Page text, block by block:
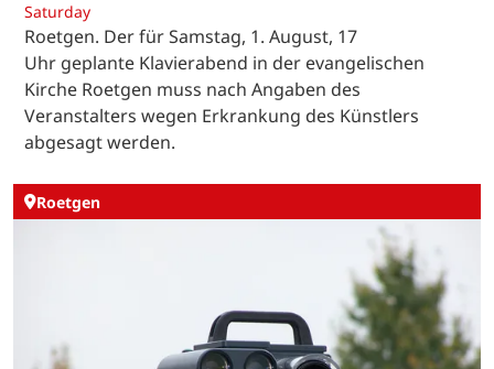
Saturday
Roetgen. Der für Samstag, 1. August, 17
Uhr geplante Klavierabend in der evangelischen
Kirche Roetgen muss nach Angaben des
Veranstalters wegen Erkrankung des Künstlers
abgesagt werden.
Roetgen